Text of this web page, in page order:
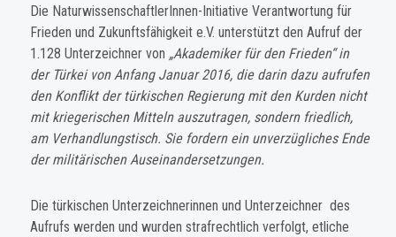
Die NaturwissenschaftlerInnen-Initiative Verantwortung für
Frieden und Zukunftsfähigkeit e.V. un­terstützt den Aufruf der
1.128 Unterzeichner von „Akademiker für den Frieden“ in
der Türkei von Anfang Januar 2016, die darin dazu aufrufen
den Konflikt der türkischen Regierung mit den Kurden nicht
mit kriegerischen Mitteln auszutragen, sondern friedlich,
am Verhandlungstisch. Sie fordern ein unverzügliches Ende
der militärischen Auseinandersetzungen.
Die türkischen Unterzeichnerinnen und Unterzeichner des
Aufrufs werden und wurden strafrecht­lich verfolgt, etliche